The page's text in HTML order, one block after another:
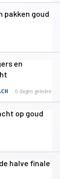
pakken goud
en
6 dagen geleden
op goud
halve finale